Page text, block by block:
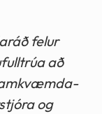
felur
að
og